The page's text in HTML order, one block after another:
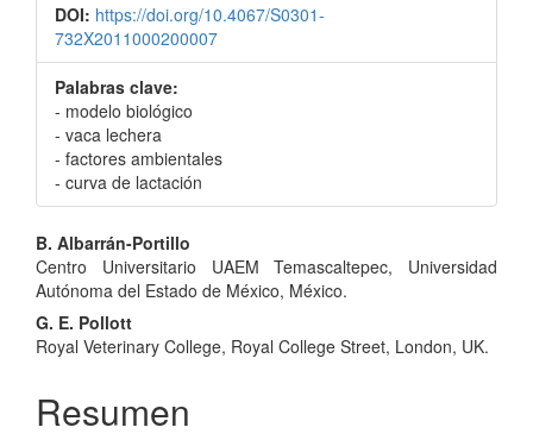
DOI: https://doi.org/10.4067/S0301-
732X2011000200007
Palabras clave:
- modelo biológico
- vaca lechera
- factores ambientales
- curva de lactación
Contenido
principal
del
artículo
B. Albarrán-Portillo
Centro Universitario UAEM Temascaltepec, Universidad
Autónoma del Estado de México, México.
G. E. Pollott
Royal Veterinary College, Royal College Street, London, UK.
Resumen